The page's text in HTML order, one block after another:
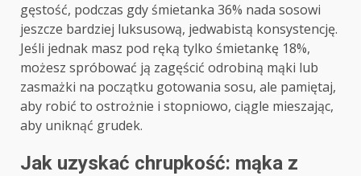
gęstość, podczas gdy śmietanka 36% nada sosowi
jeszcze bardziej luksusową, jedwabistą konsystencję.
Jeśli jednak masz pod ręką tylko śmietankę 18%,
możesz spróbować ją zagęścić odrobiną mąki lub
zasmażki na początku gotowania sosu, ale pamiętaj,
aby robić to ostrożnie i stopniowo, ciągle mieszając,
aby uniknąć grudek.
Jak uzyskać chrupkość: mąka z